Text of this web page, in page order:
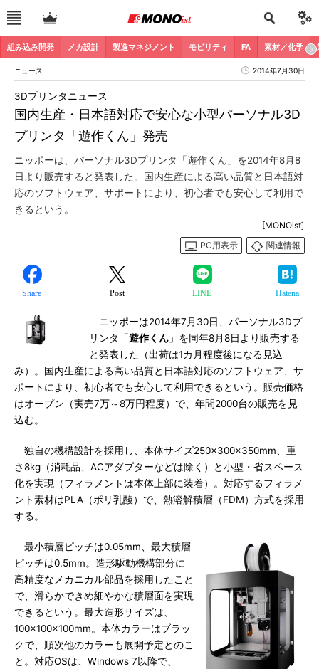
組み込み開発 メカ設計 製造マネジメント モビリティ FA 素材／化学
ニュース 2014年7月30日
国内生産・日本語対応で安心な小型パーソナル3D
プリンタ「遊作くん」発売
3Dプリンタニュース
ニッポーは、パーソナル3Dプリンタ「遊作くん」を2014年8月8
日より販売すると発表した。国内生産による高い品質と日本語対
応のソフトウェア、サポートにより、初心者でも安心して利用で
きるという。
[MONOist]
PC用表示
関連情報
Share Post LINE Hatena
ニッポーは2014年7月30日、パーソナル3Dプ
リンタ「遊作くん 」を同年8月8日より販売する
と発表した（出荷は1カ月程度後になる見込
み）。国内生産による高い品質と日本語対応のソフトウェア、サ
ポートにより、初心者でも安心して利用できるという。販売価格
はオープン（実売7万～8万円程度）で、年間2000台の販売を見
込む。
独自の機構設計を採用し、本体サイズ250×300×350mm、重
さ8kg（消耗品、ACアダプターなどは除く）と小型・省スペース
化を実現（フィラメントは本体上部に装着）。対応するフィラメ
ント素材はPLA（ポリ乳酸）で、熱溶解積層（FDM）方式を採用
する。
最小積層ピッチは0.05mm、最大積層
ピッチは0.5mm。造形駆動機構部分に
高精度なメカニカル部品を採用したこと
で、滑らかできめ細やかな積層面を実現
できるという。最大造形サイズは、
100×100×100mm。本体カラーはブラッ
クで、順次他のカラーも展開予定とのこ
と。対応OSは、Windows 7以降で、